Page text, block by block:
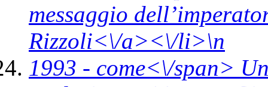
messaggio
Rizzoli<\/a><\/li>\n
1993 - come<\/span>